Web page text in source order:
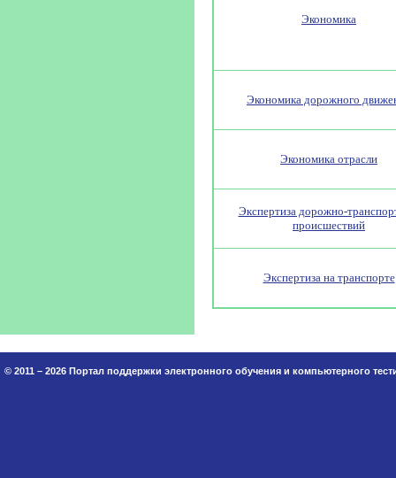
Экономика
Экономика дорожного
Экономика отрасли
Экспертиза дорожно-
происшествий
Экспертиза на транспорте
© 2011 – 2026 Портал поддержки электронного обучения и компьютерного